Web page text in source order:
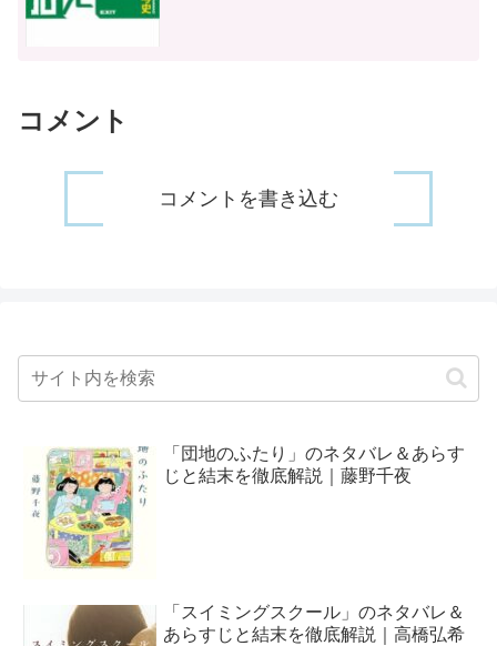
コメント
コメントを書き込む
「団地のふたり」のネタバレ＆あらす
じと結末を徹底解説｜藤野千夜
「スイミングスクール」のネタバレ＆
あらすじと結末を徹底解説｜高橋弘希